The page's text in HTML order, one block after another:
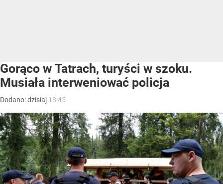
Gorąco w Tatrach, turyści w szoku.
Musiała interweniować policja
Dodano:dzisiaj 13:45